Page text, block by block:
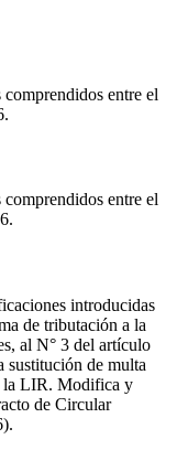
entre el
entre el
introducidas
de tributación a la
al N° 3 del artículo
sustitución de multa
la LIR. Modifica y
de Circular